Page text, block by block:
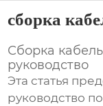
сборка
Сборка
руководство
Эта статья
руководство по